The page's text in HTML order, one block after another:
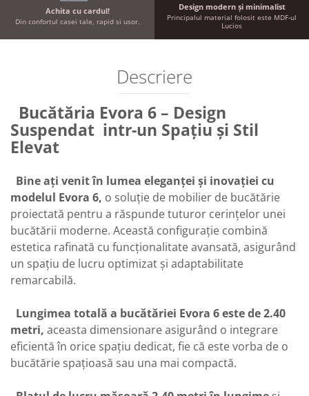
Achita cu cardul!
Din confortul casei tale, rapid si usor.
Design modern și minimalist
Principalul material folosit este MDF-ul
Lucios
Descriere
Bucătăria Evora 6 – Design
Suspendat intr-un Spațiu și Stil
Elevat
Bine ați venit în lumea eleganței și inovației cu
modelul Evora 6, o soluție de mobilier de bucătărie
proiectată pentru a răspunde tuturor cerințelor unei
bucătării moderne. Această configurație combină
estetica rafinată cu funcționalitate avansată, asigurând
un spațiu de lucru optimizat și adaptabilitate
remarcabilă.
Lungimea totală a bucătăriei Evora 6 este de 2.40
metri, aceasta dimensionare asigurând o integrare
eficientă în orice spațiu dedicat, fie că este vorba de o
bucătărie spațioasă sau una mai compactă.